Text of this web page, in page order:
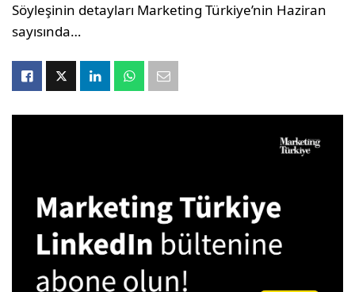
Söyleşinin detayları Marketing Türkiye’nin Haziran
sayısında…